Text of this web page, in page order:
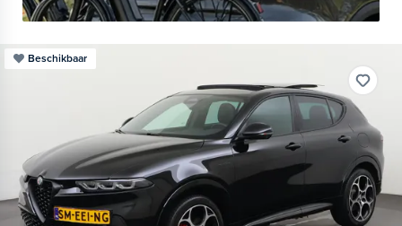
Beschikbaar